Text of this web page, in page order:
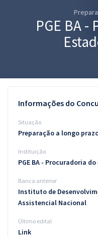
Conteúdo gratuito
Blog
Atendimento
PGE BA
Informações do
Situação
Preparação a longo
Instituição
PGE BA - Procuradoria
Banca anterior
Instituto de
Assistencial Nacional
Último edital
Link